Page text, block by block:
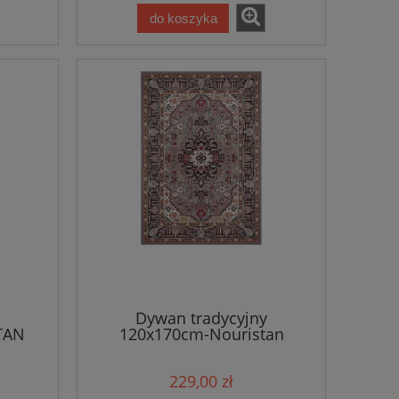
do koszyka
Dywan tradycyjny
120x170cm-Nouristan
włosem
229,00 zł